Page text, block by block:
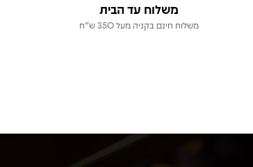
משלוח עד הבית
משלוח חינם בקניה מעל 350 ש"ח